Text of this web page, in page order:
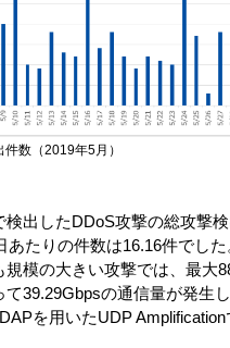
数（2019年5月）
検出したDDoS攻撃の総攻撃
あたりの件数は16.16件でした
規模の大きい攻撃では、最大
39.29Gbpsの通信量が発生し
を用いたUDP Amplification